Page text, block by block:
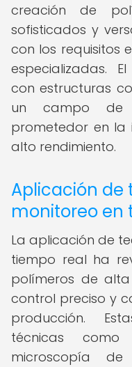
creación de
sofisticados y
con los requisitos
especializadas.
con estructuras
un campo de
prometedor en la
alto rendimiento.
Aplicación de
monitoreo en
La aplicación de
tiempo real ha
polímeros de
control preciso y
producción.
técnicas
microscopía